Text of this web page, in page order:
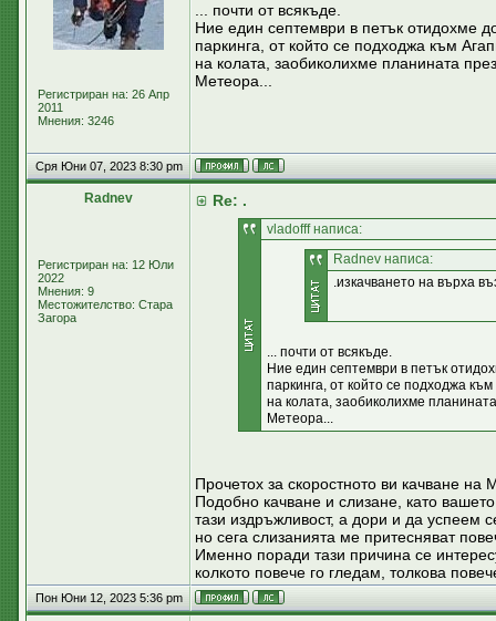
Регистриран на: 26 Апр
2011
Мнения: 3246
... почти от всякъде.
Ние един септември в петък отидохме
паркинга, от който се подходжа към
на колата, заобиколихме планината
Метеора...
Сря Юни 07, 2023 8:30 pm
Radnev
Регистриран на: 12 Юли
2022
Мнения: 9
Местожителство: Стара
Загора
Re: .
vladofff написа:
Radnev написа:
.изкачването на върха
... почти от всякъде.
Ние един септември в петък
паркинга, от който се подходжа
на колата, заобиколихме
Метеора...
Прочетох за скоростното ви качване
Подобно качване и слизане, като
тази издръжливост, а дори и да успеем
но сега слизанията ме притесняват
Именно поради тази причина се
колкото повече го гледам, толкова
Пон Юни 12, 2023 5:36 pm